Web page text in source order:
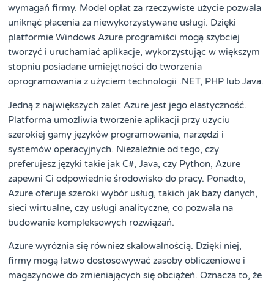
wymagań firmy. Model opłat za rzeczywiste użycie pozwala
uniknąć płacenia za niewykorzystywane usługi. Dzięki
platformie Windows Azure programiści mogą szybciej
tworzyć i uruchamiać aplikacje, wykorzystując w większym
stopniu posiadane umiejętności do tworzenia
oprogramowania z użyciem technologii .NET, PHP lub Java.
Jedną z największych zalet Azure jest jego elastyczność.
Platforma umożliwia tworzenie aplikacji przy użyciu
szerokiej gamy języków programowania, narzędzi i
systemów operacyjnych. Niezależnie od tego, czy
preferujesz języki takie jak C#, Java, czy Python, Azure
zapewni Ci odpowiednie środowisko do pracy. Ponadto,
Azure oferuje szeroki wybór usług, takich jak bazy danych,
sieci wirtualne, czy usługi analityczne, co pozwala na
budowanie kompleksowych rozwiązań.
Azure wyróżnia się również skalowalnością. Dzięki niej,
firmy mogą łatwo dostosowywać zasoby obliczeniowe i
magazynowe do zmieniających się obciążeń. Oznacza to, że